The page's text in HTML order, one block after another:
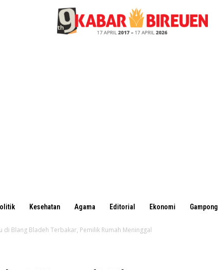
Kesehatan Agama Editorial Ekonomi Gampong
di Blang Bladeh Terbakar, Pemilik Rumah Meninggal